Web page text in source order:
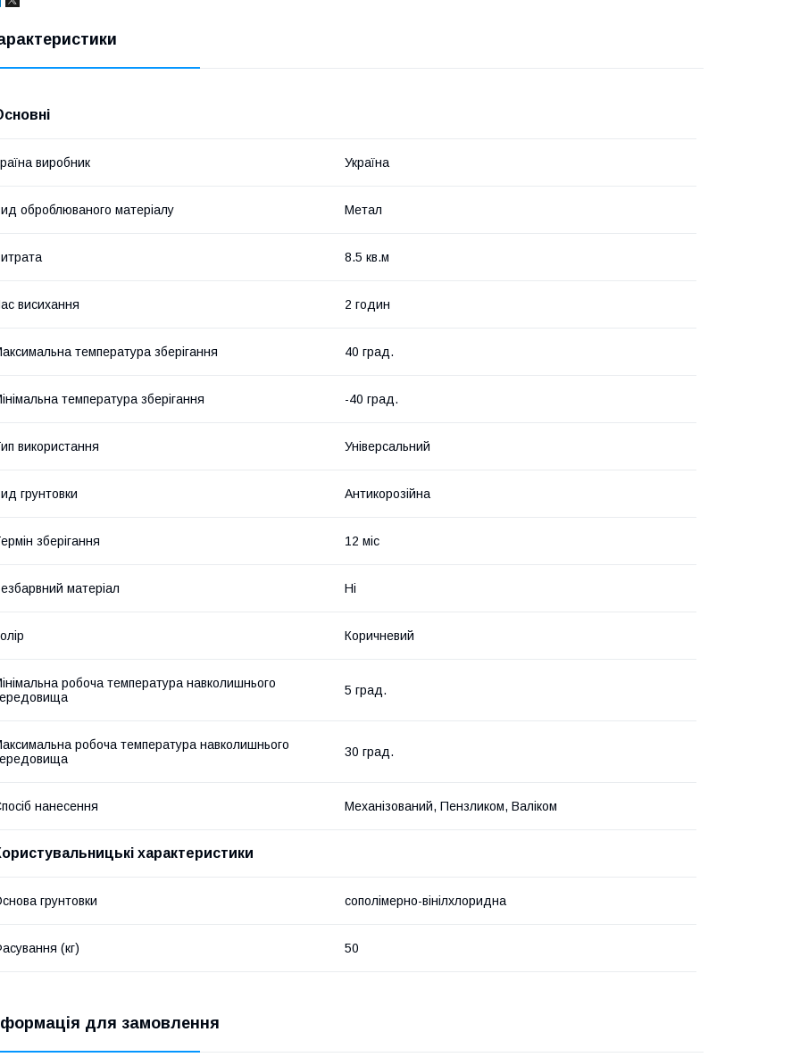
виробник Україна
оброблюваного матеріалу Метал
8.5 кв.м
висихання 2 годин
температура зберігання 40 град.
температура зберігання -40 град.
використання Універсальний
грунтовки Антикорозійна
зберігання 12 міс
матеріал Ні
Коричневий
робоча температура навколишнього
5 град.
робоча температура навколишнього
30 град.
нанесення Механізований, Пензликом, Валіком
характеристики
грунтовки сополімерно-вінілхлоридна
(кг) 50
для замовлення